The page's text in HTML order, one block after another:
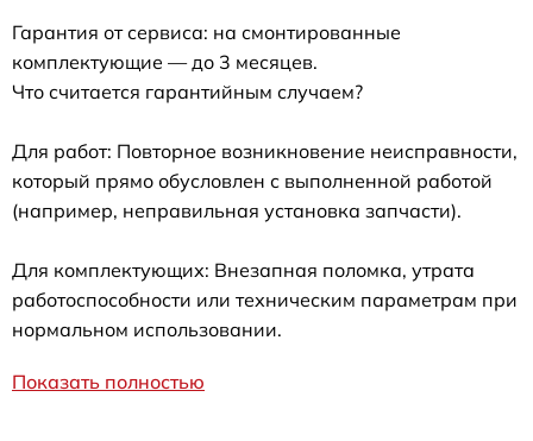
Гарантия от сервиса: на смонтированные
комплектующие — до 3 месяцев.
Что считается гарантийным случаем?
Для работ: Повторное возникновение неисправности,
который прямо обусловлен с выполненной работой
(например, неправильная установка запчасти).
Для комплектующих: Внезапная поломка, утрата
работоспособности или техническим параметрам при
нормальном использовании.
Показать полностью